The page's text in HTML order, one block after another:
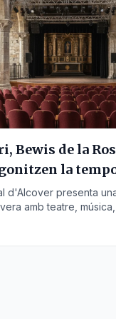
Bewis de la
la
les Arts
d'Alcover presenta
amb teatre,